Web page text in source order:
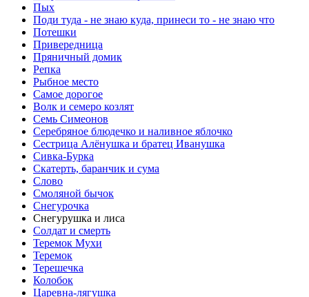
Пых
Поди туда - не знаю куда, принеси то - не знаю что
Потешки
Привередница
Пряничный домик
Репка
Рыбное место
Самое дорогое
Волк и семеро козлят
Семь Симеонов
Серебряное блюдечко и наливное яблочко
Сестрица Алёнушка и братец Иванушка
Сивка-Бурка
Скатерть, баранчик и сума
Слово
Смоляной бычок
Снегурочка
Снегурушка и лиса
Солдат и смерть
Теремок Мухи
Теремок
Терешечка
Колобок
Царевна-лягушка